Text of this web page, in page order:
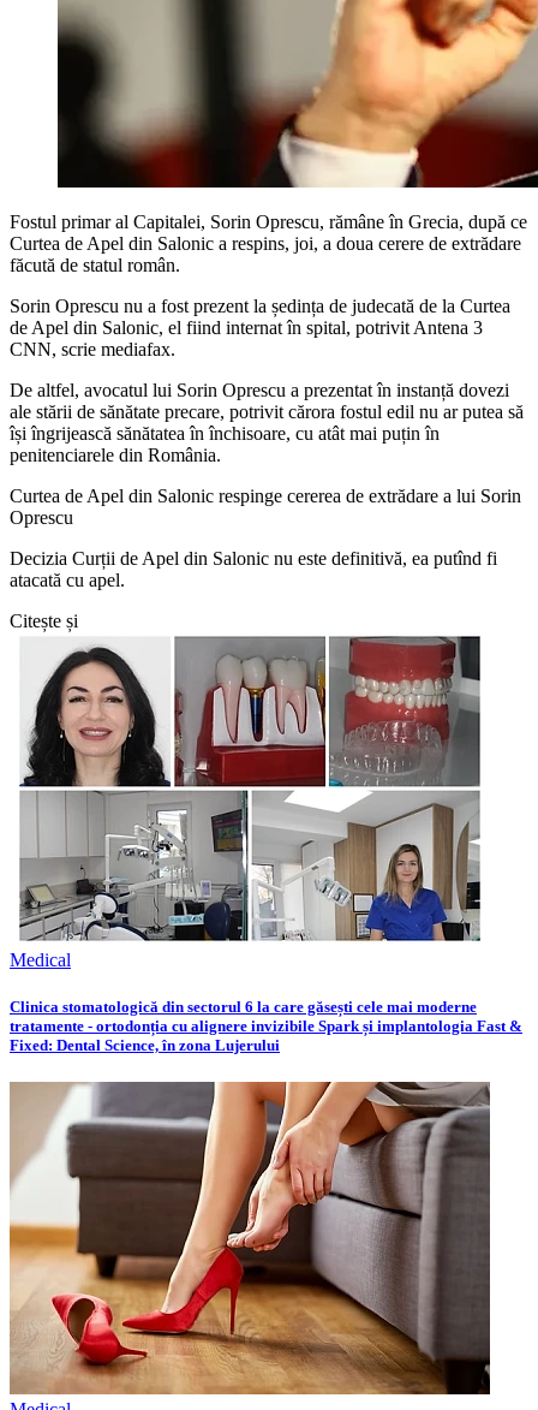
Fostul primar al Capitalei, Sorin Oprescu, rămâne în Grecia, după ce
Curtea de Apel din Salonic a respins, joi, a doua cerere de extrădare
făcută de statul român.
Sorin Oprescu nu a fost prezent la ședința de judecată de la Curtea
de Apel din Salonic, el fiind internat în spital, potrivit Antena 3
CNN, scrie mediafax.
De altfel, avocatul lui Sorin Oprescu a prezentat în instanță dovezi
ale stării de sănătate precare, potrivit cărora fostul edil nu ar putea să
își îngrijească sănătatea în închisoare, cu atât mai puțin în
penitenciarele din România.
Curtea de Apel din Salonic respinge cererea de extrădare a lui Sorin
Oprescu
Decizia Curții de Apel din Salonic nu este definitivă, ea putînd fi
atacată cu apel.
Citește și
Medical
Clinica stomatologică din sectorul 6 la care găsești cele mai moderne
tratamente - ortodonția cu alignere invizibile Spark și implantologia Fast &
Fixed: Dental Science, în zona Lujerului